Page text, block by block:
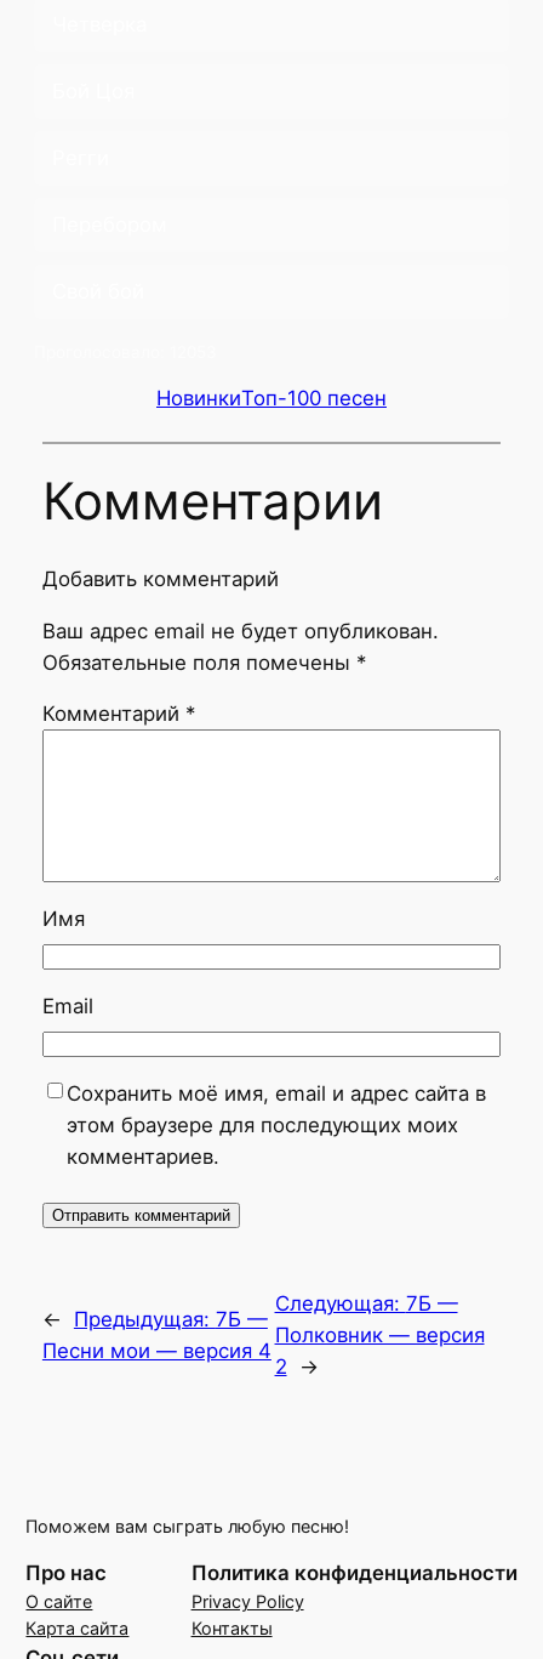
НовинкиТоп-100 песен
Комментарии
Добавить комментарий
Ваш адрес email не будет опубликован.
Обязательные поля помечены *
Комментарий *
Имя
Email
Сохранить моё имя, email и адрес сайта в
этом браузере для последующих моих
комментариев.
← Предыдущая: 7Б —
Песни мои — версия 4
Следующая: 7Б —
Полковник — версия
2
→
Поможем вам сыграть любую песню!
Про нас
О сайте
Карта сайта
Политика конфиденциальности
Privacy Policy
Контакты